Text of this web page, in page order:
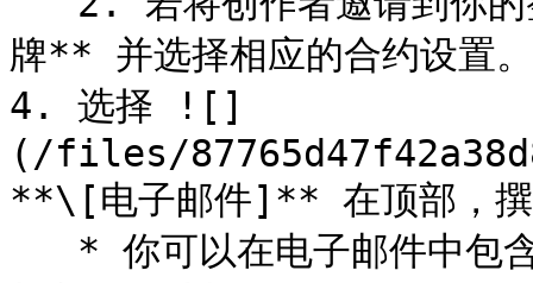
牌** 并选择相应的合约设置。
4. 选择 ![]
(/files/
**\[电子邮件]** 在顶部，